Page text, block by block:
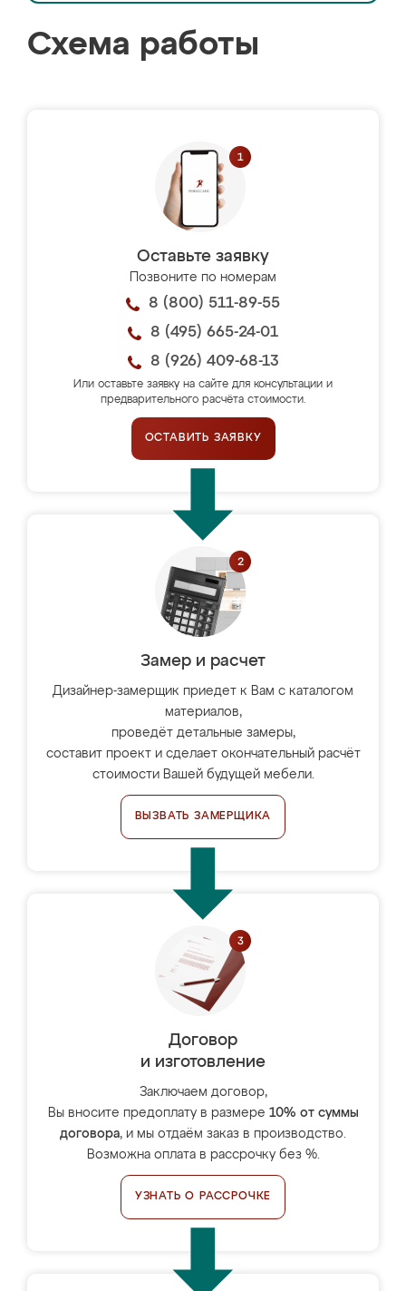
Схема работы
Оставьте заявку
Позвоните по номерам
8 (800) 511-89-55
8 (495) 665-24-01
8 (926) 409-68-13
Или оставьте заявку на сайте для консультации и
предварительного расчёта стоимости.
ОСТАВИТЬ ЗАЯВКУ
Замер и расчет
Дизайнер-замерщик приедет к Вам с каталогом
материалов,
проведёт детальные замеры,
составит проект и сделает окончательный расчёт
стоимости Вашей будущей мебели.
ВЫЗВАТЬ ЗАМЕРЩИКА
Договор
и изготовление
Заключаем договор,
Вы вносите предоплату в размере 10% от суммы
договора, и мы отдаём заказ в производство.
Возможна оплата в рассрочку без %.
УЗНАТЬ О РАССРОЧКЕ